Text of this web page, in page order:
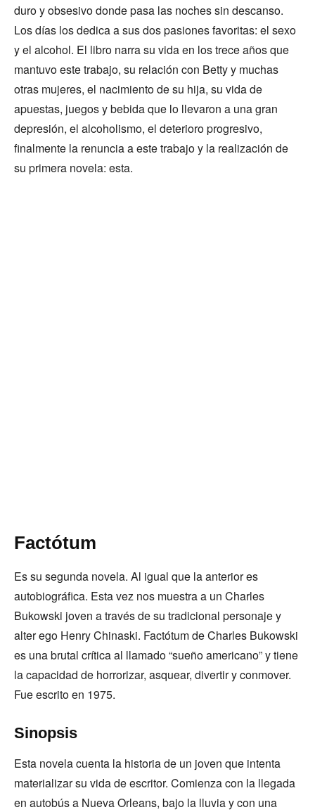
duro y obsesivo donde pasa las noches sin descanso.
Los días los dedica a sus dos pasiones favoritas: el sexo
y el alcohol. El libro narra su vida en los trece años que
mantuvo este trabajo, su relación con Betty y muchas
otras mujeres, el nacimiento de su hija, su vida de
apuestas, juegos y bebida que lo llevaron a una gran
depresión, el alcoholismo, el deterioro progresivo,
finalmente la renuncia a este trabajo y la realización de
su primera novela: esta.
Factótum
Es su segunda novela. Al igual que la anterior es
autobiográfica. Esta vez nos muestra a un Charles
Bukowski joven a través de su tradicional personaje y
alter ego Henry Chinaski. Factótum de Charles Bukowski
es una brutal crítica al llamado “sueño americano” y tiene
la capacidad de horrorizar, asquear, divertir y conmover.
Fue escrito en 1975.
Sinopsis
Esta novela cuenta la historia de un joven que intenta
materializar su vida de escritor. Comienza con la llegada
en autobús a Nueva Orleans, bajo la lluvia y con una